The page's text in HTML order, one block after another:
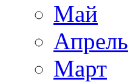
Май
Апрель
Март